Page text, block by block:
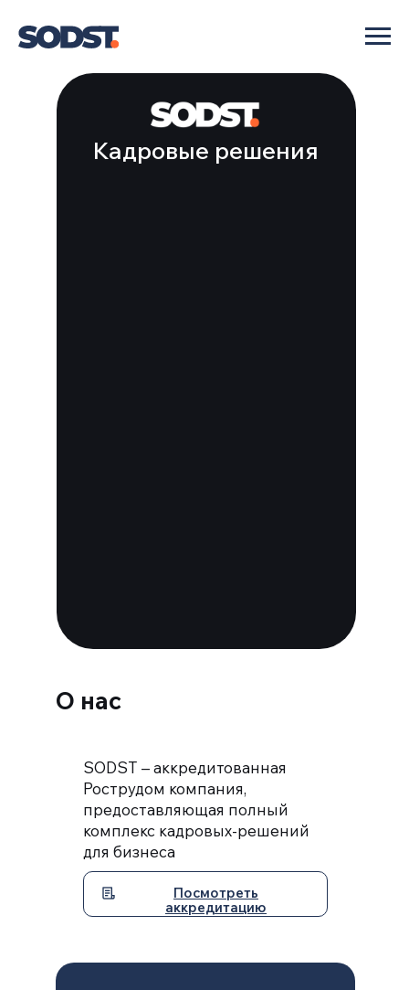
Кадровые решения
Посмотреть
аккредитацию
О нас
SODST – аккредитованная
Рострудом компания,
предоставляющая полный
комплекс кадровых-решений
для бизнеса